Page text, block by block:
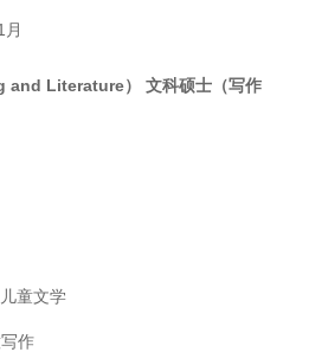
and Literature） 文科硕士（写作
童文学
作